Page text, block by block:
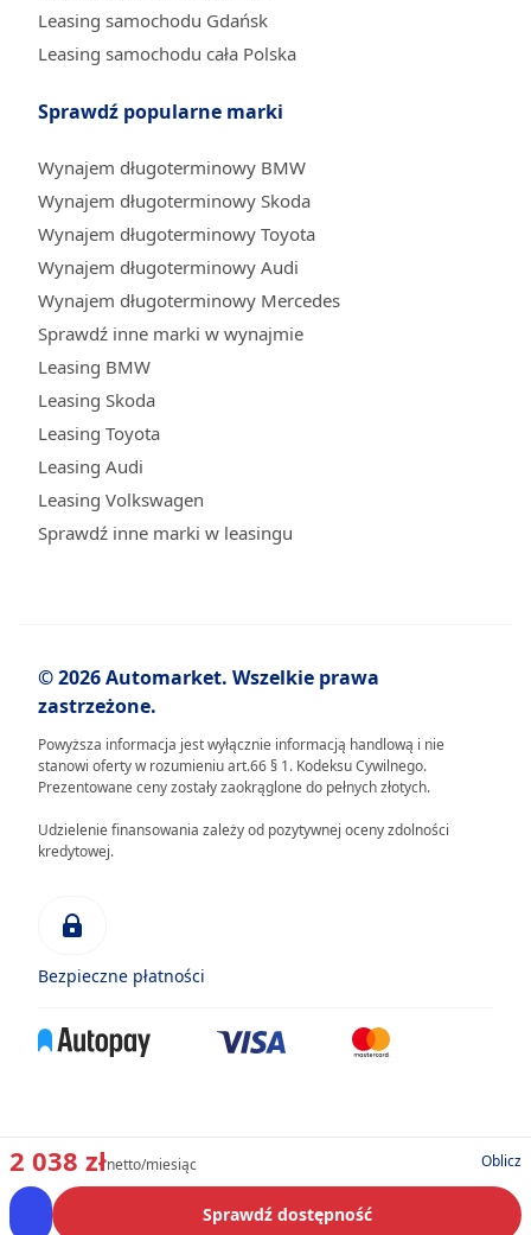
2 038 złnetto/miesiąc Oblicz
Sprawdź dostępność
Leasing samochodu Gdańsk
Leasing samochodu cała Polska
Sprawdź popularne marki
Wynajem długoterminowy BMW
Wynajem długoterminowy Skoda
Wynajem długoterminowy Toyota
Wynajem długoterminowy Audi
Wynajem długoterminowy Mercedes
Sprawdź inne marki w wynajmie
Leasing BMW
Leasing Skoda
Leasing Toyota
Leasing Audi
Leasing Volkswagen
Sprawdź inne marki w leasingu
© 2026 Automarket. Wszelkie prawa
zastrzeżone.
Powyższa informacja jest wyłącznie informacją handlową i nie
stanowi oferty w rozumieniu art.66 § 1. Kodeksu Cywilnego.
Prezentowane ceny zostały zaokrąglone do pełnych złotych.
Udzielenie finansowania zależy od pozytywnej oceny zdolności
kredytowej.
Bezpieczne płatności